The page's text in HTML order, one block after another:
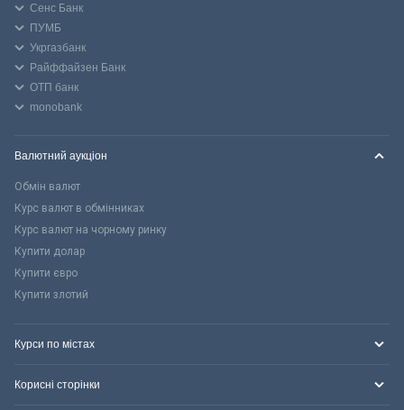
Сенс Банк
ПУМБ
Укргазбанк
Райффайзен Банк
ОТП банк
monobank
Валютний аукціон
Обмін валют
Курс валют в обмінниках
Курс валют на чорному ринку
Купити долар
Купити євро
Купити злотий
Курси по містах
Корисні сторінки